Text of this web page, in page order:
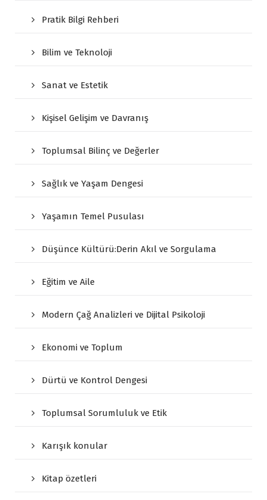
Pratik Bilgi Rehberi
Bilim ve Teknoloji
Sanat ve Estetik
Kişisel Gelişim ve Davranış
Toplumsal Bilinç ve Değerler
Sağlık ve Yaşam Dengesi
Yaşamın Temel Pusulası
Düşünce Kültürü:Derin Akıl ve Sorgulama
Eğitim ve Aile
Modern Çağ Analizleri ve Dijital Psikoloji
Ekonomi ve Toplum
Dürtü ve Kontrol Dengesi
Toplumsal Sorumluluk ve Etik
Karışık konular
Kitap özetleri